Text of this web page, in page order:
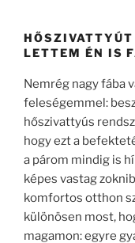
LETTEM ÉN IS
Nemrég nagy fába
feleségemmel:
hőszivattyús
hogy ezt a
a párom mindig is
képes vastag
komfortos otthon
különösen most,
magamon: egyre